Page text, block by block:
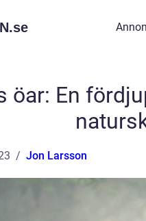
se
öar: En
Jon Larsson